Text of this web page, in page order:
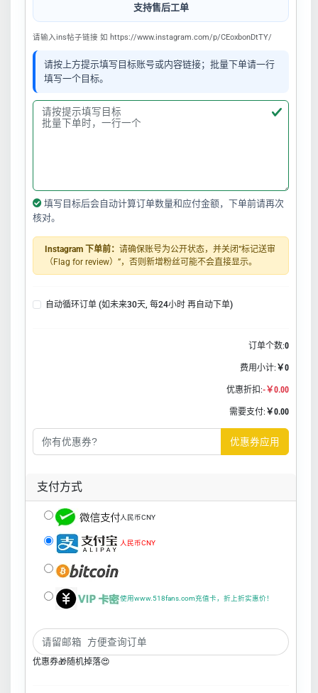
支持售后工单
请输入ins帖子链接 如 https://www.instagram.com/p/CEoxbonDtTY/
请按上方提示填写目标账号或内容链接；批量下单请一行
填写一个目标。
填写目标后会自动计算订单数量和应付金额，下单前请再次
核对。
Instagram 下单前： 请确保账号为公开状态，并关闭“标记送审
（Flag for review）”，否则新增粉丝可能不会直接显示。
自动循环订单 (如未来30天, 每24小时 再自动下单)
订单个数:0
费用小计: ￥0
优惠折扣:-￥0.00
需要支付: ￥0.00
优惠券应用
支付方式
人民币CNY
人民币CNY
使用www.518fans.com充值卡，折上折实惠价！
优惠券🎁随机掉落😍